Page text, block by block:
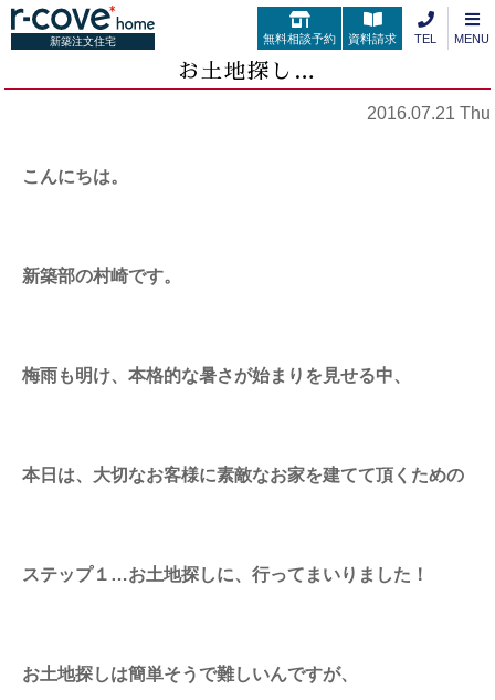
新築注文住宅 無料相談予約 資料請求 TEL MENU
お土地探し…
2016.07.21 Thu
こんにちは。
新築部の村崎です。
梅雨も明け、本格的な暑さが始まりを見せる中、
本日は、大切なお客様に素敵なお家を建てて頂くための
ステップ１…お土地探しに、行ってまいりました！
お土地探しは簡単そうで難しいんですが、